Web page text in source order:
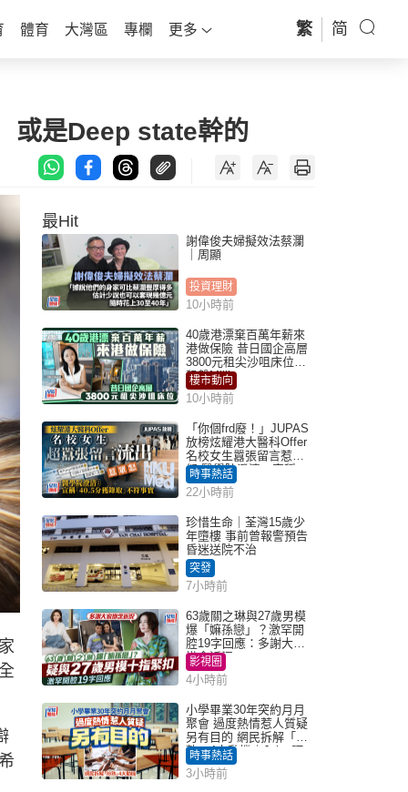
體育 大灣區 專欄 更多 繁 简
或是Deep state幹的
最Hit
謝偉俊夫婦擬效法蔡瀾
｜周顯
投資理財
10小時前
40歲港漂棄百萬年薪來
港做保險 昔日國企高層
3800元租尖沙咀床位｜
租盤Million
樓市動向
10小時前
「你個frd廢！」JUPAS
放榜炫耀港大醫科Offer
名校女生囂張留言惹眾
怒 醫學院澄清：宣稱
「40.5分獲錄取」不符事
實｜Juicy叮
時事熱話
22小時前
珍惜生命｜荃灣15歲少
年墮樓 事前曾報警預告
昏迷送院不治
突發
7小時前
63歲關之琳與27歲男模
爆「嫲孫戀」？激罕開
腔19字回應：多謝大家
掛念近況
影視圈
4小時前
小學畢業30年突約月月
聚會 過度熱情惹人質疑
另有目的 網民拆解「扮
熟」4大動機｜Juicy叮
時事熱話
3小時前